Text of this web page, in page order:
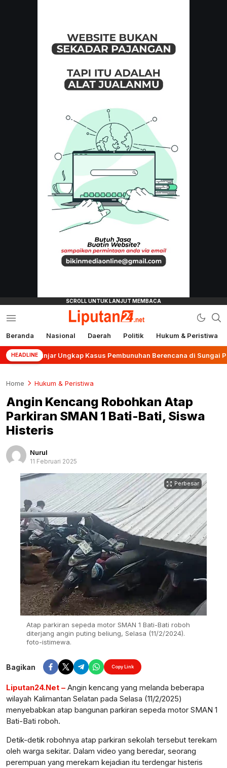
liputan24.net
Beranda Nasional Daerah Politik Hukum & Peristiwa
HEADLINE
Banjar Ungkap Kasus Pembunuhan Berencana di Sungai Pinang
Home Hukum & Peristiwa
Angin Kencang Robohkan Atap
Parkiran SMAN 1 Bati-Bati, Siswa
Histeris
Nurul
11 Februari 2025
Perbesar
Atap parkiran sepeda motor SMAN 1 Bati-Bati roboh
diterjang angin puting beliung, Selasa (11/2/2024).
foto-istimewa.
Bagikan Copy Link
Liputan24.Net – Angin kencang yang melanda beberapa
wilayah Kalimantan Selatan pada Selasa (11/2/2025)
menyebabkan atap bangunan parkiran sepeda motor SMAN 1
Bati-Bati roboh.
Detik-detik robohnya atap parkiran sekolah tersebut terekam
oleh warga sekitar. Dalam video yang beredar, seorang
perempuan yang merekam kejadian itu terdengar histeris